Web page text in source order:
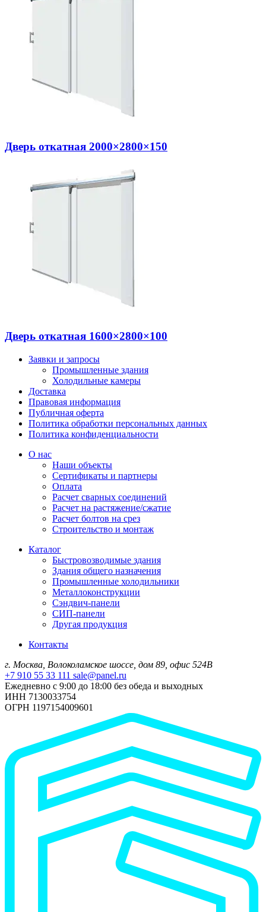
Дверь откатная 2000×2800×150
Дверь откатная 1600×2800×100
Заявки и запросы
Промышленные здания
Холодильные камеры
Доставка
Правовая информация
Публичная оферта
Политика обработки персональных данных
Политика конфиденциальности
О нас
Наши объекты
Сертификаты и партнеры
Оплата
Расчет сварных соединений
Расчет на растяжение/сжатие
Расчет болтов на срез
Строительство и монтаж
Каталог
Быстровозводимые здания
Здания общего назначения
Промышленные холодильники
Металлоконструкции
Сэндвич-панели
СИП-панели
Другая продукция
Контакты
г. Москва, Волоколамское шоссе, дом 89, офис 524В
+7 910 55 33 111 sale@panel.ru
Ежедневно с 9:00 до 18:00 без обеда и выходных
ИНН 7130033754
ОГРН 1197154009601